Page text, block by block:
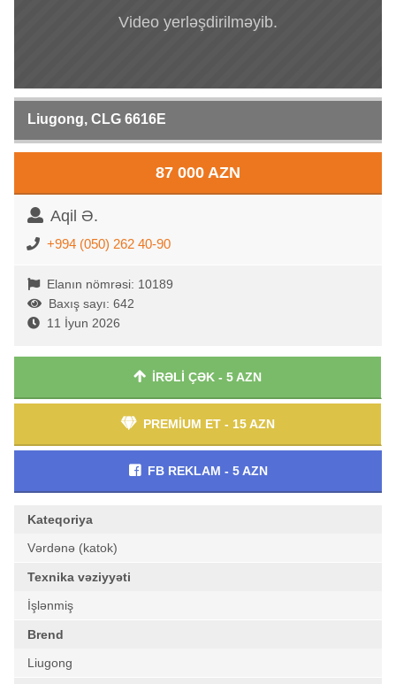
Video yerləşdirilməyib.
Liugong, CLG 6616E
87 000 AZN
Aqil Ə.
+994 (050) 262 40-90
Elanın nömrəsi: 10189
Baxış sayı: 642
11 İyun 2026
İRƏLİ ÇƏK - 5 AZN
PREMİUM ET - 15 AZN
FB REKLAM - 5 AZN
Kateqoriya
Vərdənə (katok)
Texnika vəziyyəti
İşlənmiş
Brend
Liugong